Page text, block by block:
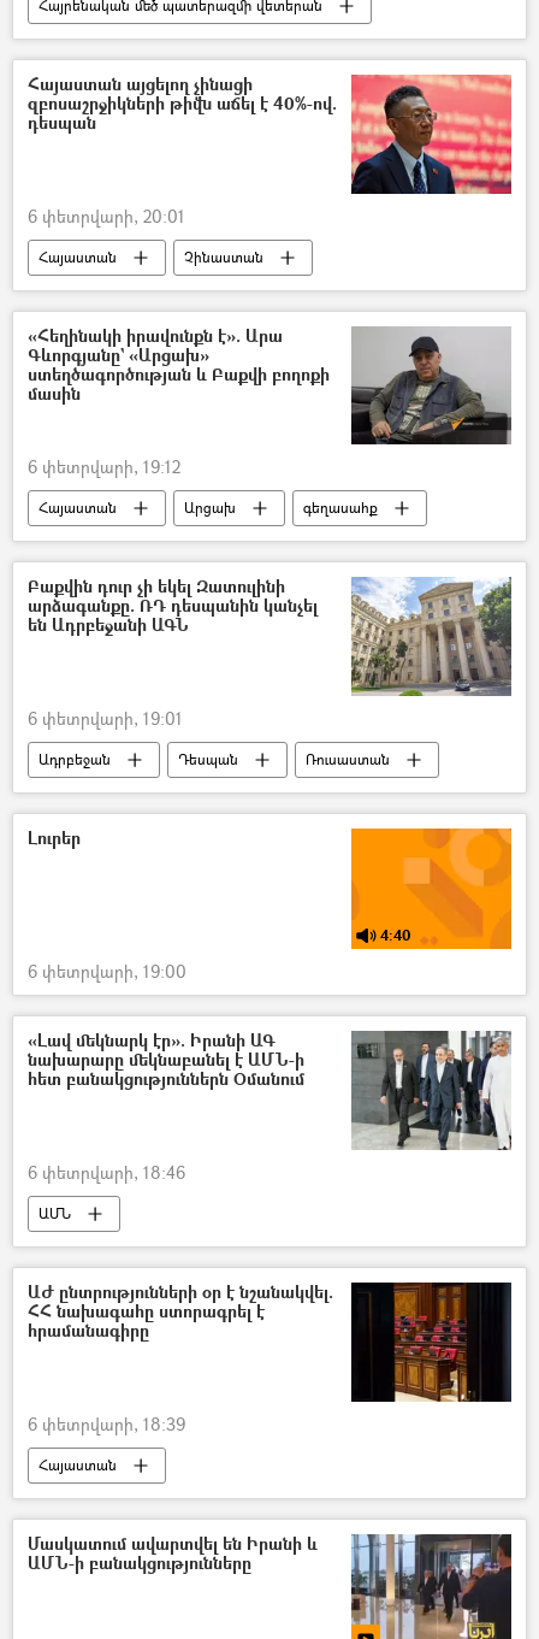
Հայրենական մեծ պատերազմի վետերան
Վլադիմիր Պուտին
հայ
շնորհավորանք
Հայաստան այցելող չինացի
զբոսաշրջիկների թիվն աճել է 40%-ով.
դեսպան
6 փետրվարի, 20:01
Հայաստան
Չինաստան
Լի Սինվեյ
Դեսպան
Զբոսաշրջիկ
Զբոսաշրջություն
«Հեղինակի իրավունքն է». Արա
Գևորգյանը` «Արցախ»
ստեղծագործության և Բաքվի բողոքի
մասին
6 փետրվարի, 19:12
Հայաստան Արցախ
գեղասահք
գեղասահորդ
Օլիմպիական խաղեր
Արա Գևորգյան
Կարինա Ակոպովա
Նիկիտա Ռախմանին
Բաքվին դուր չի եկել Զատուլինի
արձագանքը. ՌԴ դեսպանին կանչել
են Ադրբեջանի ԱԳՆ
6 փետրվարի, 19:01
Ադրբեջան Դեսպան
Ռուսաստան
Բողոքի նոտա
Լազարյան ակումբ
Բաքու
Լեռնային Ղարաբաղ
Լուրեր
4:40
6 փետրվարի, 19:00
«Լավ մեկնարկ էր». Իրանի ԱԳ
նախարարը մեկնաբանել է ԱՄՆ-ի
հետ բանակցություններն Օմանում
6 փետրվարի, 18:46
ԱՄՆ
Իրանի Իսլամական Հանրապետություն
բանակցություններ
բանակցային գործընթաց
ԱԺ ընտրությունների օր է նշանակվել.
ՀՀ նախագահը ստորագրել է
հրամանագիրը
6 փետրվարի, 18:39
Հայաստան
Ազգային ժողովի ընտրություններ
Ընտրություններ
Վահագն Խաչատուրյան
Մասկատում ավարտվել են Իրանի և
ԱՄՆ-ի բանակցությունները